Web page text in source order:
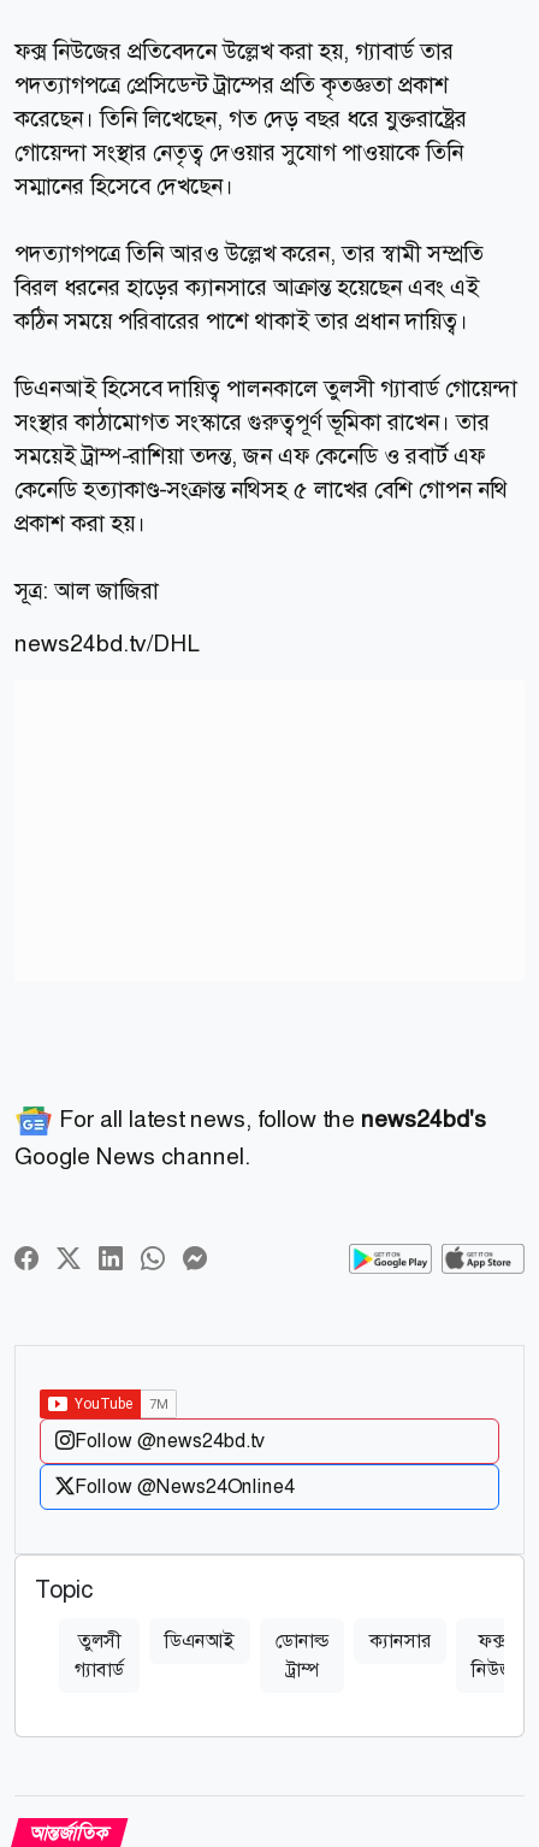
ফক্স নিউজের প্রতিবেদনে উল্লেখ করা হয়, গ্যাবার্ড তার
পদত্যাগপত্রে প্রেসিডেন্ট ট্রাম্পের প্রতি কৃতজ্ঞতা প্রকাশ
করেছেন। তিনি লিখেছেন, গত দেড় বছর ধরে যুক্তরাষ্ট্রের
গোয়েন্দা সংস্থার নেতৃত্ব দেওয়ার সুযোগ পাওয়াকে তিনি
সম্মানের হিসেবে দেখছেন।
পদত্যাগপত্রে তিনি আরও উল্লেখ করেন, তার স্বামী সম্প্রতি
বিরল ধরনের হাড়ের ক্যানসারে আক্রান্ত হয়েছেন এবং এই
কঠিন সময়ে পরিবারের পাশে থাকাই তার প্রধান দায়িত্ব।
ডিএনআই হিসেবে দায়িত্ব পালনকালে তুলসী গ্যাবার্ড গোয়েন্দা
সংস্থার কাঠামোগত সংস্কারে গুরুত্বপূর্ণ ভূমিকা রাখেন। তার
সময়েই ট্রাম্প-রাশিয়া তদন্ত, জন এফ কেনেডি ও রবার্ট এফ
কেনেডি হত্যাকাণ্ড-সংক্রান্ত নথিসহ ৫ লাখের বেশি গোপন নথি
প্রকাশ করা হয়।
সূত্র: আল জাজিরা
news24bd.tv/DHL
For all latest news, follow the news24bd's
Google News channel.
Follow @news24bd.tv
Follow @News24Online4
Topic
তুলসী
গ্যাবার্ড
ডিএনআই
ডোনাল্ড
ট্রাম্প
ক্যানসার
ফক্স
নিউজ
আন্তর্জাতিক